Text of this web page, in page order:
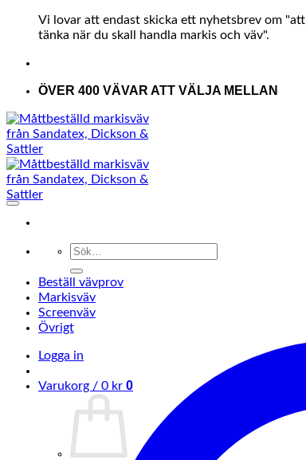
Vi lovar att endast skicka ett nyhetsbrev om "att
tänka när du skall handla markis och väv".
ÖVER 400 VÄVAR ATT VÄLJA MELLAN
Sök
Beställ vävprov
Markisväv
Screenväv
Övrigt
Logga in
Varukorg / 0 kr 0